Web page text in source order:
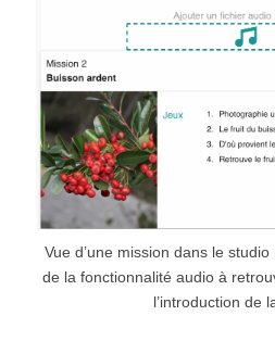
Vue d’une mission dans le
de la fonctionnalité audio à
l’introduction de